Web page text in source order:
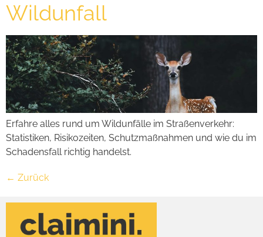
Wildunfall
Erfahre alles rund um Wildunfälle im Straßenverkehr:
Statistiken, Risikozeiten, Schutzmaßnahmen und wie du im
Schadensfall richtig handelst.
← Zurück